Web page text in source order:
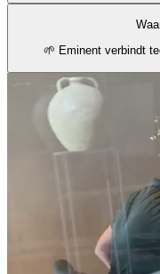
🌱 Eminent verbindt